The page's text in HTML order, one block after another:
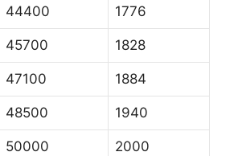
44400 1776
45700 1828
47100 1884
48500 1940
50000 2000